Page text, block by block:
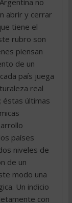
no
abrir y cerrar
tiene el
rubro son
piensan
de un
país juega
real
éstas últimas
países
niveles de
de un
modo una
Un indicio
con